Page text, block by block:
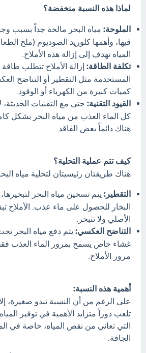
لماذا هذه النسبة منخفضة؟
الملوحة: مياه البحر مالحة جداً بسبب
فيها، وأهمها كلوريد الصوديوم (ملح
المياه تهدف إلى إزالة هذه الأملاح.
تكلفة الطاقة: إزالة الأملاح تتطلب
المستخدمة مثل التقطير أو التناضح
كميات كبيرة من الكهرباء أو الوقود.
القيود التقنية: حتى مع التقنيات
كل الماء العذب من مياه البحر بشكل
هناك دائماً بعض الفاقد.
كيف تتم عملية التحلية؟
هناك طريقتان رئيسيتان لتحلية مياه
التقطير: يتم تسخين مياه البحر
البخار للحصول على ماء عذب. الأملاح
الأصلي ولا تتبخر.
التناضح العكسي: يتم دفع مياه البحر
غشاء خاص يسمح بمرور الماء العذب
مرور الأملاح.
أهمية هذه النسبة:
على الرغم من أن النسبة تبدو صغيرة، إلا
تلعب دوراً متزايد الأهمية في توفير
التي تعاني من نقص المياه، خاصة في
الجافة.